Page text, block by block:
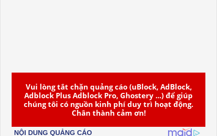
Vui lòng tắt chặn quảng cáo (uBlock, AdBlock,
Adblock Plus Adblock Pro, Ghostery ...) để giúp
chúng tôi có nguồn kinh phí duy trì hoạt động.
Chân thành cảm ơn!